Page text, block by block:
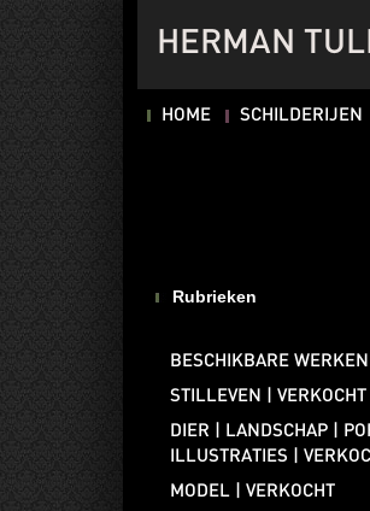
HERMAN
HOME SCHILDERIJEN
Rubrieken
BESCHIKBARE WERKEN
STILLEVEN | VERKOCHT
DIER | LANDSCHAP |
ILLUSTRATIES |
MODEL | VERKOCHT